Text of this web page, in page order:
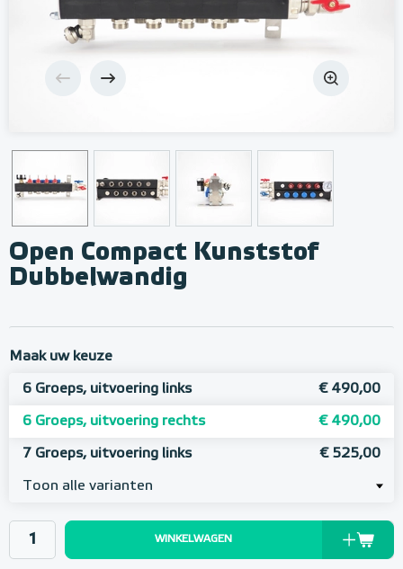
Open Compact Kunststof
Dubbelwandig
Maak uw keuze
6 Groeps, uitvoering links € 490,00
6 Groeps, uitvoering rechts € 490,00
7 Groeps, uitvoering links € 525,00
Toon alle varianten
WINKELWAGEN